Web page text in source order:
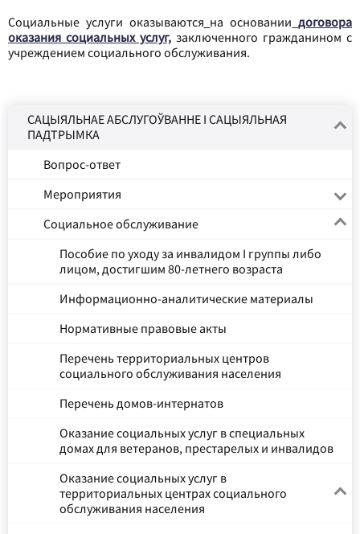
Социальные услуги оказываются на основании договора
оказания социальных услуг, заключенного гражданином с
учреждением социального обслуживания.
САЦЫЯЛЬНАЕ АБСЛУГОЎВАННЕ І САЦЫЯЛЬНАЯ
ПАДТРЫМКА
Вопрос-ответ
Мероприятия
Социальное обслуживание
Пособие по уходу за инвалидом I группы либо
лицом, достигшим 80-летнего возраста
Информационно-аналитические материалы
Нормативные правовые акты
Перечень территориальных центров
социального обслуживания населения
Перечень домов-интернатов
Оказание социальных услуг в специальных
домах для ветеранов, престарелых и инвалидов
Оказание социальных услуг в
территориальных центрах социального
обслуживания населения